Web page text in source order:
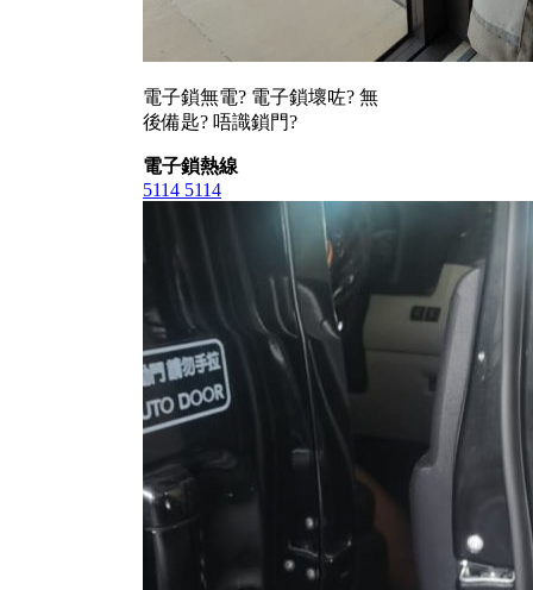
電子鎖無電? 電子鎖壞咗? 無
後備匙? 唔識鎖門?
電子鎖熱線
5114 5114